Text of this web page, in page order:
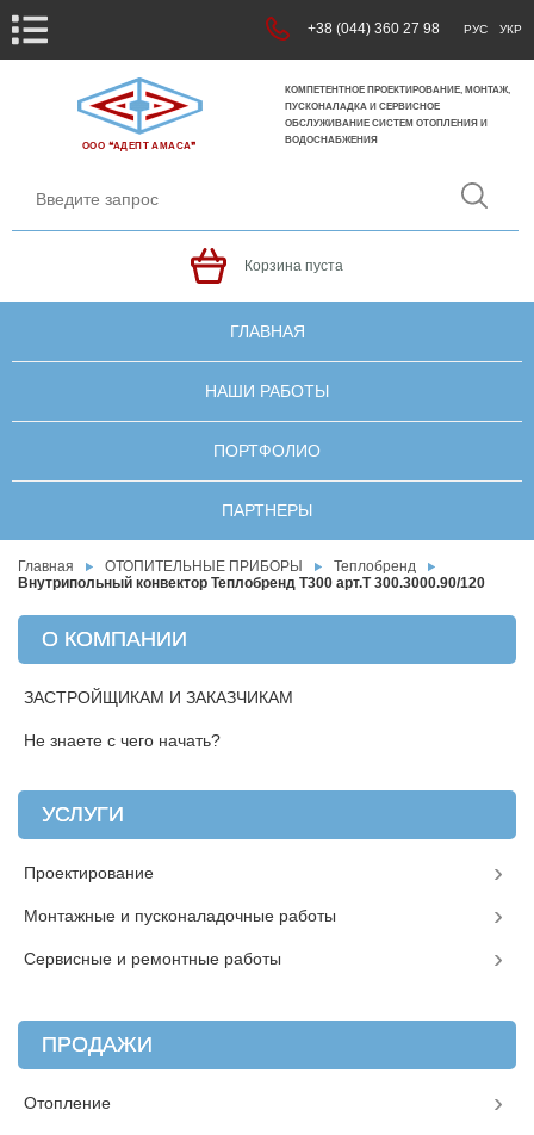
+38 (044) 360 27 98 РУС УКР
ООО ❝АДЕПТ АМАСА❞
КОМПЕТЕНТНОЕ ПРОЕКТИРОВАНИЕ, МОНТАЖ,
ПУСКОНАЛАДКА И СЕРВИСНОЕ
ОБСЛУЖИВАНИЕ СИСТЕМ ОТОПЛЕНИЯ И
ВОДОСНАБЖЕНИЯ
Корзина пуста
ГЛАВНАЯ
НАШИ РАБОТЫ
ПОРТФОЛИО
ПАРТНЕРЫ
Главная ОТОПИТЕЛЬНЫЕ ПРИБОРЫ
Теплобренд
Внутрипольный конвектор Теплобренд T300 арт.T 300.3000.90/120
О КОМПАНИИ
ЗАСТРОЙЩИКАМ И ЗАКАЗЧИКАМ
Не знаете с чего начать?
УСЛУГИ
Проектирование
Монтажные и пусконаладочные работы
Сервисные и ремонтные работы
ПРОДАЖИ
Отопление